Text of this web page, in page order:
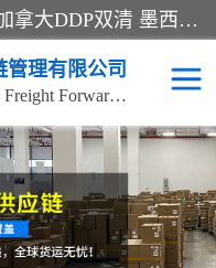
欧洲海运双清包税 美国*专线 加拿大DDP双清 墨西哥跨境空运 澳大利亚专线物流 跨境电商物流服务 国际快递到门服务 海运*渠道 一站式跨境物流解决方案 TikTok/SHEIN专线 电商平台FBA头程运输 国际铁路运输欧洲 UPS/DDHL/联邦快递跨境 美国双清到门物流 跨境*运输
理有限公司
Yiwu Celia International Freight Forwarding Co., Ltd
洲卡航
大利亚海运/空运-双清